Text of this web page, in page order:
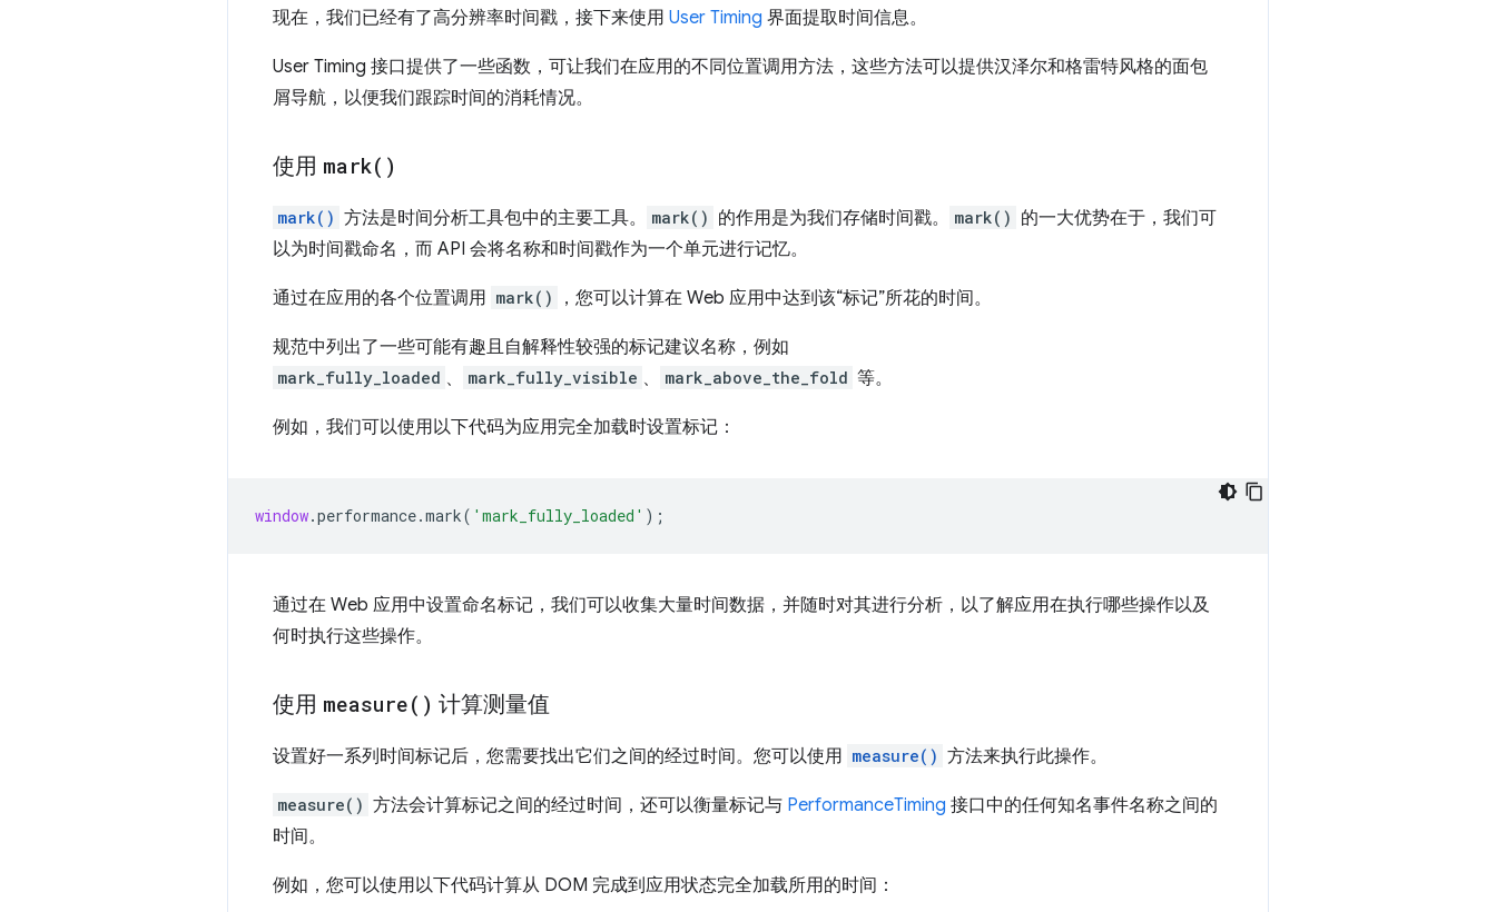
现在，我们已经有了高分辨率时间戳，接下来使用 User Timing 界面提取时间信息。
User Timing 接口提供了一些函数，可让我们在应用的不同位置调用方法，这些方法可以提供汉泽尔和格雷特风格的面包
屑导航，以便我们跟踪时间的消耗情况。
使用 mark( )
mark() 方法是时间分析工具包中的主要工具。 mark() 的作用是为我们存储时间戳。 mark() 的一大优势在于，我们可
以为时间戳命名，而 API 会将名称和时间戳作为一个单元进行记忆。
通过在应用的各个位置调用 mark() ，您可以计算在 Web 应用中达到该“标记”所花的时间。
规范中列出了一些可能有趣且自解释性较强的标记建议名称，例如
mark_fully_loaded 、 mark_fully_visible 、 mark_above_the_fold 等。
例如，我们可以使用以下代码为应用完全加载时设置标记：
window.performance.mark( 'mark_fully_loaded' );
通过在 Web 应用中设置命名标记，我们可以收集大量时间数据，并随时对其进行分析，以了解应用在执行哪些操作以及
何时执行这些操作。
使用 measure( ) 计算测量值
设置好一系列时间标记后，您需要找出它们之间的经过时间。您可以使用 measure() 方法来执行此操作。
measure() 方法会计算标记之间的经过时间，还可以衡量标记与 PerformanceTiming 接口中的任何知名事件名称之间的
时间。
例如，您可以使用以下代码计算从 DOM 完成到应用状态完全加载所用的时间：